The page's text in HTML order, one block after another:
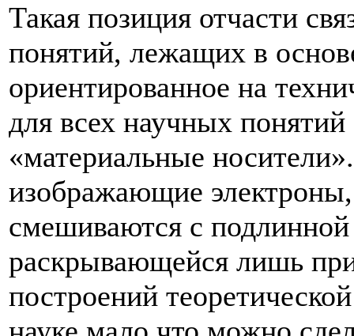
Такая позиция отчасти
понятий, лежащих в
ориентированное на
для всех научных
«материальные
изображающие
смешиваются с
раскрывающейся лишь
построений